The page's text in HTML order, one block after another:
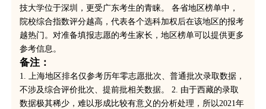
技大学位于深圳，更受广东考生的青睐。 各省地区榜单中，
院校综合指数评分越高，代表各个选科加权后在该地区的报考
越热门。对准备填报志愿的考生家长，地区榜单可以提供更多
参考信息。
备注：
1. 上海地区排名仅参考历年零志愿批次、普通批次录取数据，
不涉及综合评价批次、提前批相关数据。 2. 由于西藏的录取
数据极其稀少，难以形成比较有意义的分析处理，所以2021年